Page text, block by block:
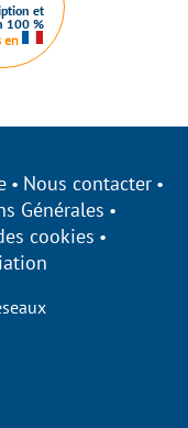
et
100 %
en
Nous contacter
Générales
cookies